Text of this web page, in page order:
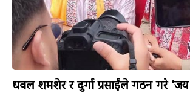
धवल शमशेर र दुर्गा प्रसाईंले गठन गरे ‘जय